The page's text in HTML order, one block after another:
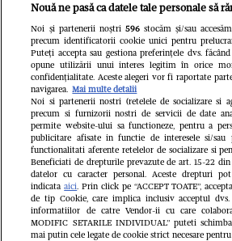
Abonamente
Contact
Pariază responsabil! Decizia
821/25.09.2025.
Jocurile de noroc sunt interzise
LINKS
Nouă ne pasă ca datele tale personale să
Noi și partenerii noștri 596stocăm și/sau
precum identificatorii cookie unici pentru
Puteți accepta sau gestiona preferințele dvs.
opune utilizării unui interes legitim în orice
confidențialitate. Aceste alegeri vor fi raportate
navigarea. Mai multe detalii
Noi si partenerii nostri (retelele de socializare si
precum si furnizorii nostri de servicii de date
permite website-ului sa functioneze, pentru a
publicitare afisate in functie de interesele si/
functionalitati aferente retelelor de socializare si
Beneficiati de drepturile prevazute de art. 15-22
datelor cu caracter personal. Aceste drepturi
indicataaici. Prin click pe “ACCEPT TOATE”,
de tip Cookie, care implica inclusiv acceptul dvs.
informatiilor de catre Vendor-ii cu care
MODIFIC SETARILE INDIVIDUAL” puteti
mai putin cele legate de cookie strict necesare